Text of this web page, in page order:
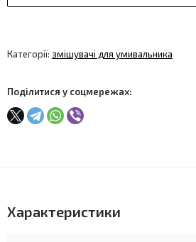
Категорії: змішувачі для умивальника
Поділитися у соцмережах:
Характеристики